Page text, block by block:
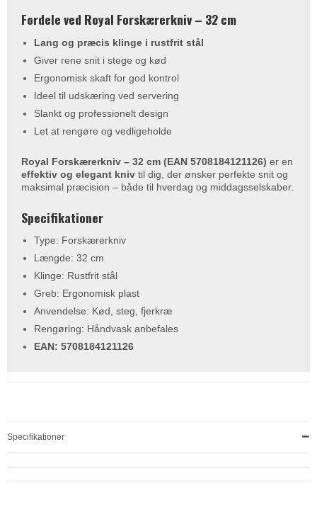
Fordele ved Royal Forskærerkniv – 32 cm
Lang og præcis klinge i rustfrit stål
Giver rene snit i stege og kød
Ergonomisk skaft for god kontrol
Ideel til udskæring ved servering
Slankt og professionelt design
Let at rengøre og vedligeholde
Royal Forskærerkniv – 32 cm (EAN 5708184121126) er en
effektiv og elegant kniv til dig, der ønsker perfekte snit og
maksimal præcision – både til hverdag og middagsselskaber.
Specifikationer
Type: Forskærerkniv
Længde: 32 cm
Klinge: Rustfrit stål
Greb: Ergonomisk plast
Anvendelse: Kød, steg, fjerkræ
Rengøring: Håndvask anbefales
EAN: 5708184121126
Specifikationer